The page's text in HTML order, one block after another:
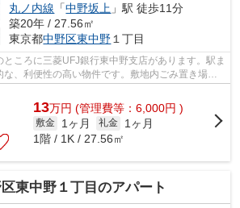
丸ノ内線 「中野坂上 」駅 徒歩11分
築20年 / 27.56㎡
東京都中野区東中野 １丁目
ころに三菱UFJ銀行東中野支店があります。駅ま
、利便性の高い物件です。敷地内ごみ置き場が
離も少なくて...
13万円 (管理費等：6,000円 )
敷金 1ヶ月 礼金
1ヶ月
1階 / 1K / 27.56㎡
東中野１丁目のアパート